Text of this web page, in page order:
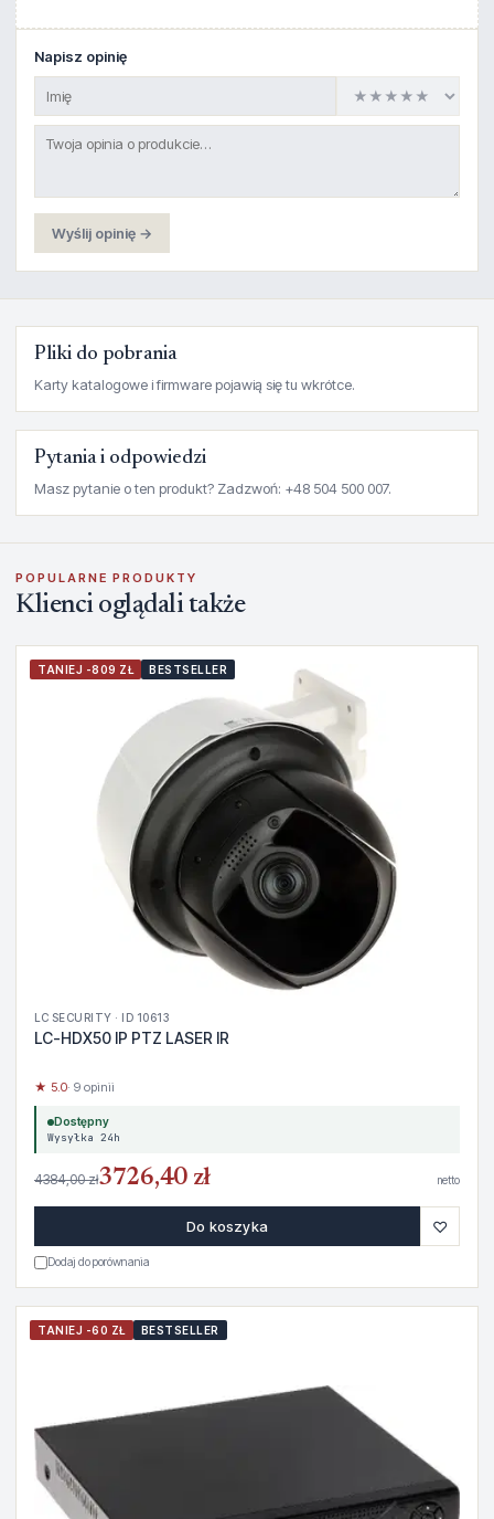
Napisz opinię
Wyślij opinię →
Pliki do pobrania
Karty katalogowe i firmware pojawią się tu wkrótce.
Pytania i odpowiedzi
Masz pytanie o ten produkt? Zadzwoń: +48 504 500 007.
POPULARNE PRODUKTY
Klienci oglądali także
TANIEJ -809 ZŁ BESTSELLER
LC SECURITY · ID 10613
LC-HDX50 IP PTZ LASER IR
★ 5.0· 9 opinii
Dostępny
Wysyłka 24h
4384,00 zł3726,40 zł netto
Do koszyka ♡
Dodaj do porównania
TANIEJ -60 ZŁ BESTSELLER